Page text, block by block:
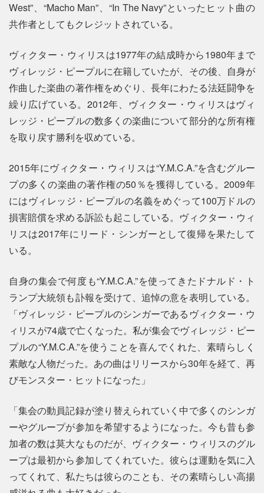
West”、“Macho Man”、“In The Navy”といったヒット曲の
共作者としてもクレジットされている。
ヴィクター・ウィリスは1977年の結成時から1980年まで
ヴィレッジ・ピープルに在籍していたが、その後、自身が
作曲した楽曲の著作権をめぐり、長年にわたる法廷闘争を
繰り広げている。2012年、ヴィクター・ウィリスはヴィ
レッジ・ピープルの数多くの楽曲について部分的な所有権
を取り戻す勝利を収めている。
2015年にヴィクター・ウィリスは“Y.M.C.A.”を含むグルー
プの多くの楽曲の著作権の50％を獲得している。2009年
にはヴィレッジ・ピープルの名義をめぐって100万ドルの
損害賠償を求める訴訟も起こしている。ヴィクター・ウィ
リスは2017年にリード・シンガーとして復帰を果たして
いる。
自身の集会で何度も“Y.M.C.A.”を使ってきたドナルド・ト
ランプ大統領も訃報を受けて、追悼の意を表明している。
「ヴィレッジ・ピープルのシンガーであるヴィクター・ウ
ィリスが74歳で亡くなった。私が集会でヴィレッジ・ピー
プルの“Y.M.C.A.”を使うことを喜んでくれた、素晴らしく
素敵な人物だった。あの曲はリリースから30年を経て、再
びモンスター・ヒットになった」
「集会の動員記録が塗り替えられていく中で多くのシンガ
ーやグループが参加を希望するようになった。今も昔も参
加者の数は莫大なものだが、ヴィクター・ウィリスのグル
ープは最初から参加してくれていた。彼らは運動を気に入
ってくれて、私たちは彼らのことも、その素晴らしい高揚